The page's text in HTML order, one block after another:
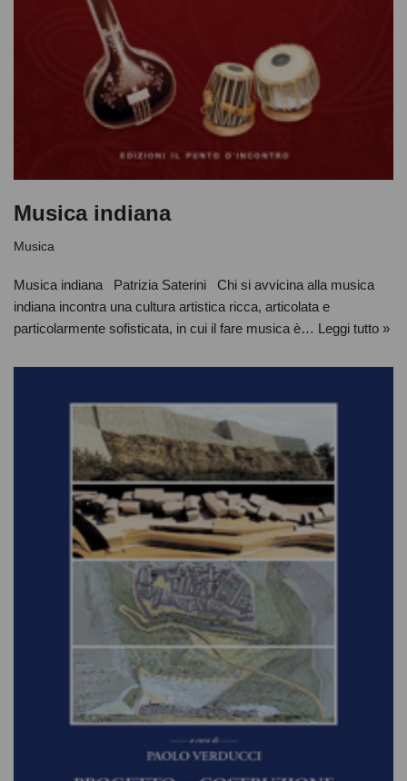
Musica indiana
Musica
Musica indiana Patrizia Saterini Chi si avvicina alla musica
indiana incontra una cultura artistica ricca, articolata e
particolarmente sofisticata, in cui il fare musica è… Leggi tutto »